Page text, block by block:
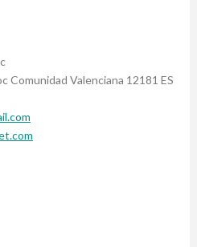
Comunidad Valenciana 12181 ES